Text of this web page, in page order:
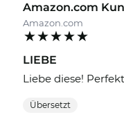
Amazon.com
Amazon.com
LIEBE
Liebe diese!
Übersetzt